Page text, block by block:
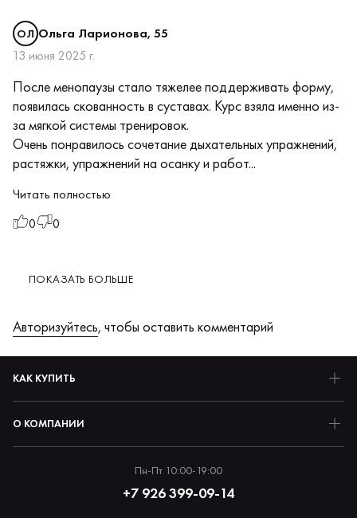
ОЛ Ольга Ларионова, 55
13 июня 2025 г.
После менопаузы стало тяжелее поддерживать форму,
появилась скованность в суставах. Курс взяла именно из-
за мягкой системы тренировок.
Очень понравилось сочетание дыхательных упражнений,
растяжки, упражнений на осанку и работ...
Читать полностью
0
0
Александр Миронов, 47 лет
Приобрел
жены,
а
в
ПОКАЗАТЬ БОЛЬШЕ
Авторизуйтесь, чтобы оставить комментарий
КАК КУПИТЬ
О КОМПАНИИ
Пн-Пт 10:00-19:00
+7 926 399-09-14